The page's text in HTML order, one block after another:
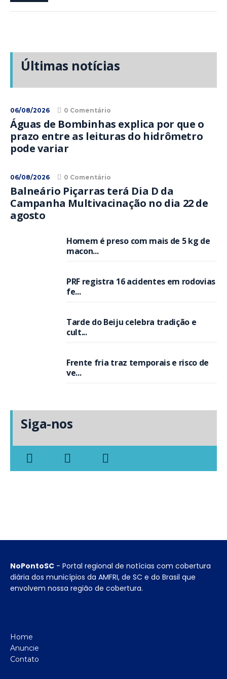
Últimas notícias
06/08/2026 0 Comentário
Águas de Bombinhas explica por que o
prazo entre as leituras do hidrômetro
pode variar
06/08/2026 0 Comentário
Balneário Piçarras terá Dia D da
Campanha Multivacinação no dia 22 de
agosto
Homem é preso com mais de 5 kg de
macon...
PRF registra 16 acidentes em rodovias
fe...
Tarde do Beiju celebra tradição e
cult...
Frente fria traz temporais e risco de
ve...
Siga-nos
NoPontoSC - Portal regional de notícias com cobertura
diária dos municípios da AMFRI, de SC e do Brasil que
envolvem nossa região de cobertura.
Home
Anuncie
Contato